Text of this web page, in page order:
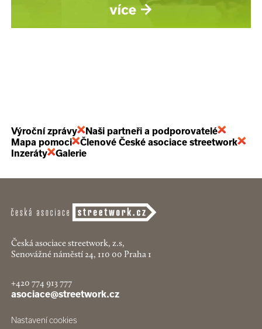
Výroční zprávy
Naši partneři a podporovatelé
Mapa pomoci
Členové České asociace streetwork
Inzeráty
Galerie
Česká asociace streetwork, z.s,
Senovážné náměstí 24, 110 00 Praha 1
+420 774 913 777
asociace@streetwork.cz
Nastavení cookies